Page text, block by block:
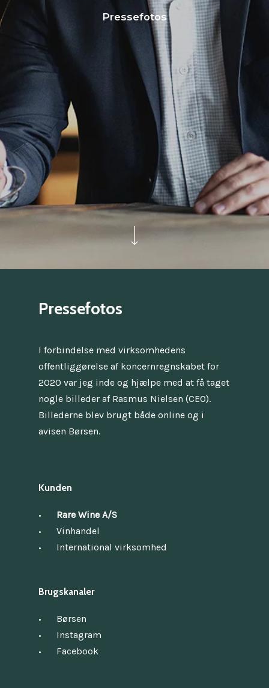
Pressefotos
Pressefotos
I forbindelse med virksomhedens
offentliggørelse af koncernregnskabet for
2020 var jeg inde og hjælpe med at få taget
nogle billeder af Rasmus Nielsen (CEO).
Billederne blev brugt både online og i
avisen Børsen.
Kunden
Rare Wine A/S
Vinhandel
International virksomhed
Brugskanaler
Børsen
Instagram
Facebook